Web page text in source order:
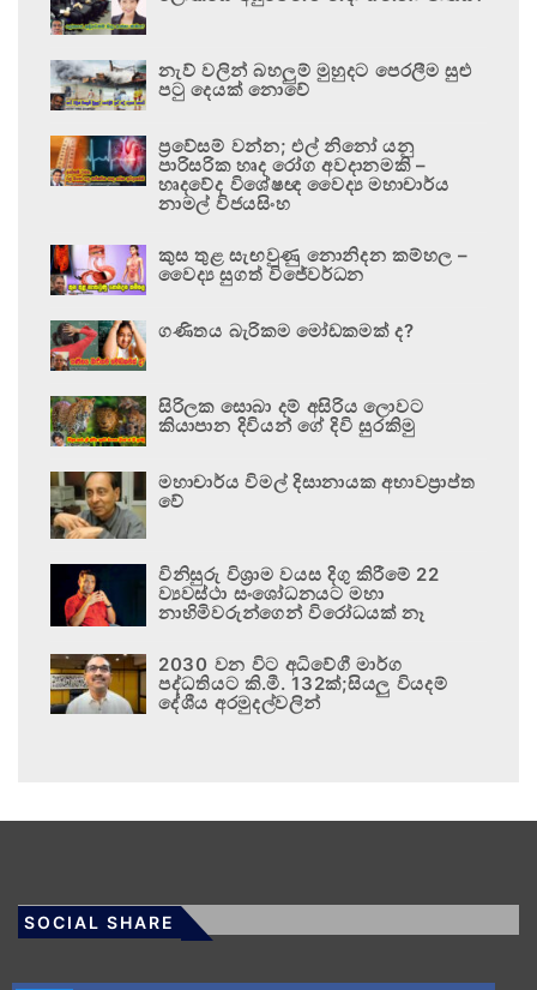
නැව් වලින් බහලුම් මුහුදට පෙරලීම සුළු
පටු දෙයක් නොවේ
ප්‍රවේසම් වන්න; එල් නිනෝ යනු
පාරිසරික හෘද රෝග අවදානමකි –
හෘදවේද විශේෂඥ වෛද්‍ය මහාචාර්ය
නාමල් විජයසිංහ
කුස තුළ සැඟවුණු නොනිදන කම්හල –
වෛද්‍ය සුගත් විජේවර්ධන
ගණිතය බැරිකම මෝඩකමක් ද?
සිරිලක සොබා දම් අසිරිය ලොවට
කියාපාන දිවියන් ගේ දිවි සුරකිමු
මහාචාර්ය විමල් දිසානායක අභාවප්‍රාප්ත
වේ
විනිසුරු විශ්‍රාම වයස දිගු කිරීමේ 22
ව්‍යවස්ථා සංශෝධනයට මහා
නාහිමිවරුන්ගෙන් විරෝධයක් නෑ
2030 වන විට අධිවේගී මාර්ග
පද්ධතියට කි.මී. 132ක්;සියලු වියදම්
දේශීය අරමුදල්වලින්
SOCIAL SHARE